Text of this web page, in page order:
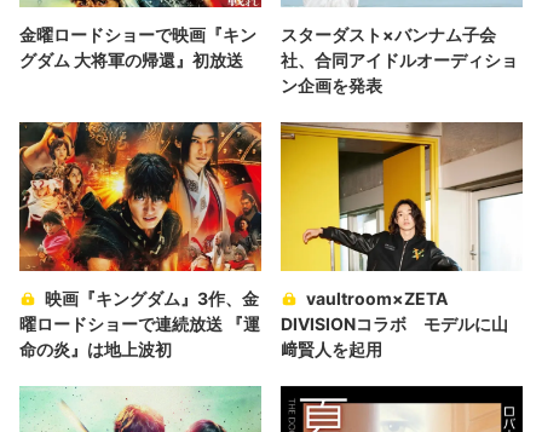
金曜ロードショーで映画『キン
グダム 大将軍の帰還』初放送
スターダスト×バンナム子会
社、合同アイドルオーディショ
ン企画を発表
映画『キングダム』3作、金
曜ロードショーで連続放送 『運
命の炎』は地上波初
vaultroom×ZETA
DIVISIONコラボ モデルに山
﨑賢人を起用